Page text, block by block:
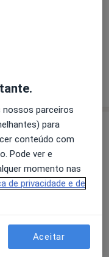
experiência
nossos parceiros
para
conteúdo com
Pode ver e
momento nas
de privacidade e de
Aceitar